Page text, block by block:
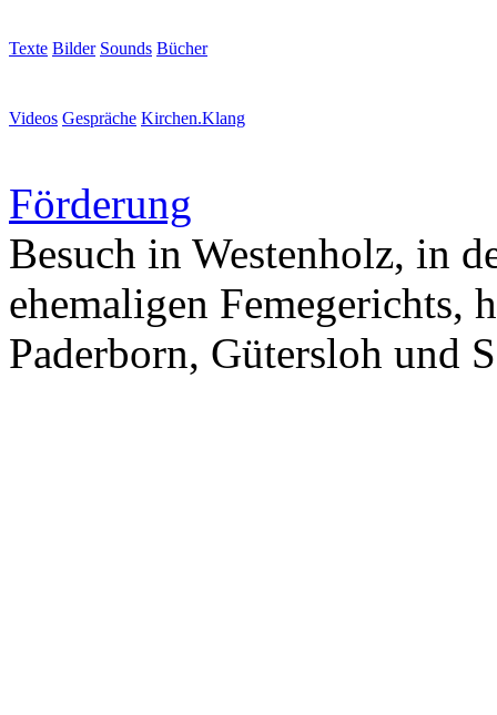
Texte Bilder Sounds Bücher
Videos Gespräche Kirchen.Klang
Förderung
Besuch in Westenholz, in
ehemaligen Femegerichts,
Paderborn, Gütersloh und